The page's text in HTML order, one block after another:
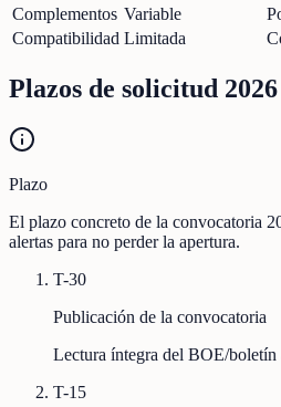
Complementos Variable
Compatibilidad Limitada
Plazos de solicitud 2026
Plazo
El plazo concreto de la convocatoria
alertas para no perder la apertura.
T-30
Publicación de la convocatoria
Lectura íntegra del BOE/boletín
T-15